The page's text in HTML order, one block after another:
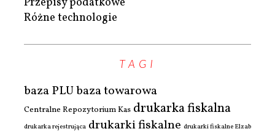
Różne technologie
TAGI
baza PLUbaza towarowa
Centralne Repozytorium Kas drukarka fiskalna
drukarka rejestrująca drukarki fiskalne drukarki fiskalne Elzab